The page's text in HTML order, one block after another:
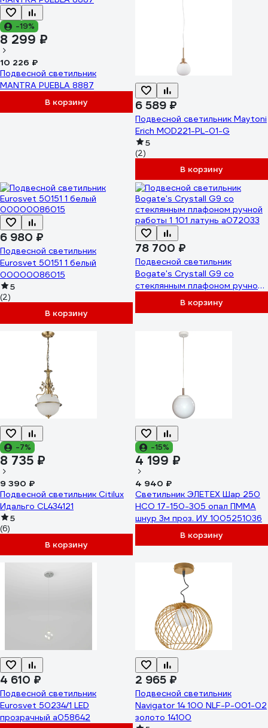
-19%
8 299 ₽
10 226 ₽
Подвесной светильник
MANTRA PUEBLA 8887
В корзину
6 589 ₽
Подвесной светильник Maytoni
Erich MOD221-PL-01-G
5
(2)
В корзину
6 980 ₽
Подвесной светильник
Eurosvet 50151 1 белый
00000086015
5
(2)
В корзину
78 700 ₽
Подвесной светильник
Bogate's Crystall G9 со
стеклянным плафоном ручной
работы 1_101 латунь a072033
В корзину
-7%
8 735 ₽
9 390 ₽
Подвесной светильник Citilux
Идальго CL434121
5
(6)
В корзину
-15%
4 199 ₽
4 940 ₽
Светильник ЭЛЕТЕХ Шар 250
НСО 17-150-305 опал ПММА
шнур 3м проз. ИУ 1005251036
В корзину
4 610 ₽
Подвесной светильник
Eurosvet 50234/1 LED
прозрачный a058642
2 965 ₽
Подвесной светильник
Navigator 14 100 NLF-P-001-02
золото 14100